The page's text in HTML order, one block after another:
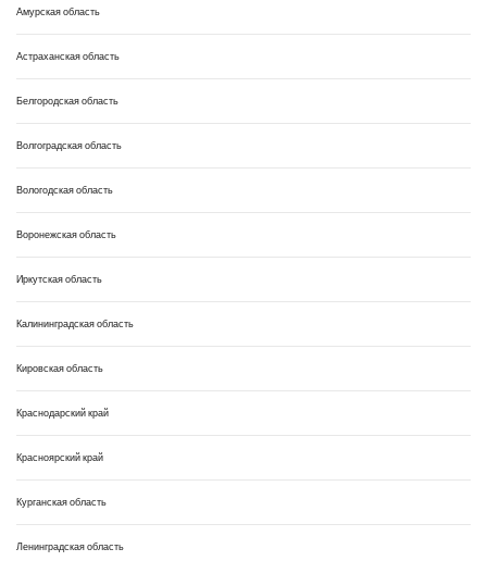
Амурская область
Астраханская область
Белгородская область
Волгоградская область
Вологодская область
Воронежская область
Иркутская область
Калининградская область
Кировская область
Краснодарский край
Красноярский край
Курганская область
Ленинградская область